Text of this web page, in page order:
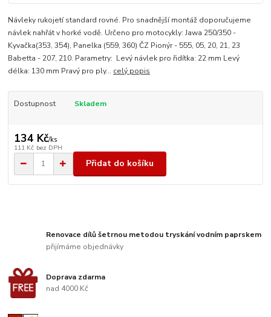
Návleky rukojetí standard rovné. Pro snadnější montáž doporučujeme
návlek nahřát v horké vodě. Určeno pro motocykly: Jawa 250/350 -
Kyvačka(353, 354), Panelka (559, 360) ČZ Pionýr - 555, 05, 20, 21, 23
Babetta - 207, 210. Parametry: Levý návlek pro řidítka: 22 mm Levý
délka: 130 mm Pravý pro ply... celý popis
Dostupnost Skladem
134 Kč/ks
111 Kč bez DPH
Přidat do košíku
Renovace dílů šetrnou metodou tryskání vodním paprskem
přijímáme objednávky
Doprava zdarma
nad 4000 Kč